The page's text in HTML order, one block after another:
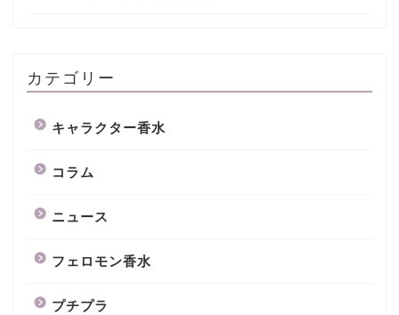
カテゴリー
キャラクター香水
コラム
ニュース
フェロモン香水
プチプラ